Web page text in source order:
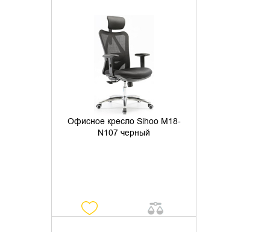
Офисное кресло Sihoo M18-
N107 черный
УТОЧНИТЬ НАЛИЧИЕ